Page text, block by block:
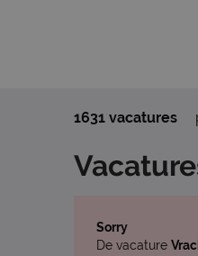
1631 vacatures
Sorry
De vacature